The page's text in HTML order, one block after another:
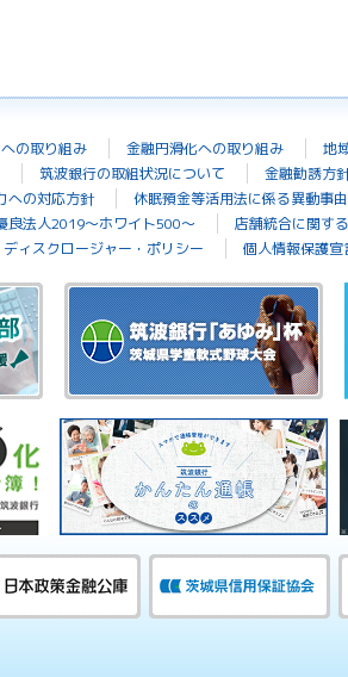
の取り組み 金融円滑化への取り組み 地
筑波銀行の取組状況について 金融勧誘方
への対応方針
休眠預金等活用法に係る異動事
良法人2019～ホワイト500～ 店舗統合に関す
ディスクロージャー・ポリシー
個人情報保護宣